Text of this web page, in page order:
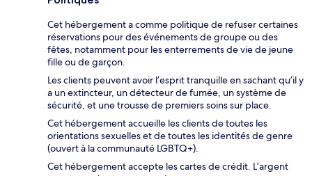
Cet hébergement a comme politique de refuser certaines
réservations pour des événements de groupe ou des
fêtes, notamment pour les enterrements de vie de jeune
fille ou de garçon.
Les clients peuvent avoir l’esprit tranquille en sachant qu’il y
a un extincteur, un détecteur de fumée, un système de
sécurité, et une trousse de premiers soins sur place.
Cet hébergement accueille les clients de toutes les
orientations sexuelles et de toutes les identités de genre
(ouvert à la communauté LGBTQ+).
Cet hébergement accepte les cartes de crédit. L’argent